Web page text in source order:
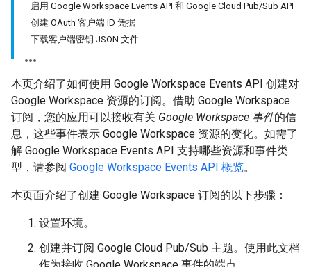
启用 Google Workspace Events API 和 Google Cloud Pub/Sub API
创建 OAuth 客户端 ID 凭据
下载客户端密钥 JSON 文件
本页介绍了如何使用 Google Workspace Events API 创建对
Google Workspace 资源的订阅。借助 Google Workspace
订阅，您的应用可以接收有关 Google Workspace 事件的信
息，这些事件表示 Google Workspace 资源的变化。如需了
解 Google Workspace Events API 支持哪些资源和事件类
型，请参阅 Google Workspace Events API 概览。
本页面介绍了创建 Google Workspace 订阅的以下步骤：
设置环境。
创建并订阅 Google Cloud Pub/Sub 主题。使用此文档